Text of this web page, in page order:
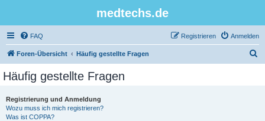
medtechs.de
FAQ Anmelden
Registrieren
Foren-Übersicht Häufig gestellte Fragen
Häufig gestellte Fragen
Registrierung und Anmeldung
Wozu muss ich mich registrieren?
Was ist COPPA?